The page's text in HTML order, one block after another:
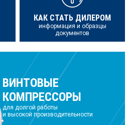
КАК СТАТЬ ДИЛЕРОМ
информация и образцы
документов
ВИНТОВЫЕ
КОМПРЕССОРЫ
для долгой работы
и высокой производительности